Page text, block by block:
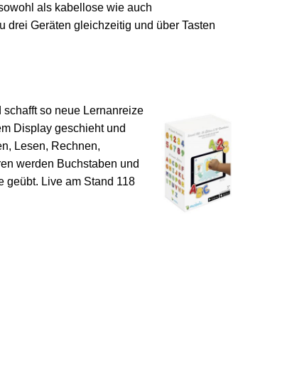
als kabellose wie auch
drei Geräten gleichzeitig und über Tasten
so neue Lernanreize
Display geschieht und
Lesen, Rechnen,
werden Buchstaben und
geübt. Live am Stand 118